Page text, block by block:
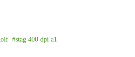
stag 400 dpi a1